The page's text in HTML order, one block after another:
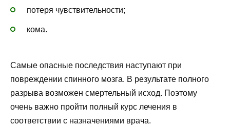
потеря чувствительности;
кома.
Самые опасные последствия наступают при
повреждении спинного мозга. В результате полного
разрыва возможен смертельный исход. Поэтому
очень важно пройти полный курс лечения в
соответствии с назначениями врача.